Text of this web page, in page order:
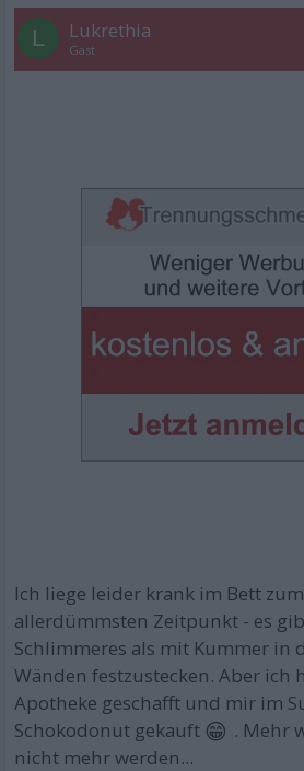
L Lukrethia
Gast
Ich liege leider krank im Bett
allerdümmsten Zeitpunkt - es
Schlimmeres als mit Kummer in
Wänden festzustecken. Aber ich
Apotheke geschafft und mir im
Schokodonut gekauft 😁 . Mehr
nicht mehr werden...